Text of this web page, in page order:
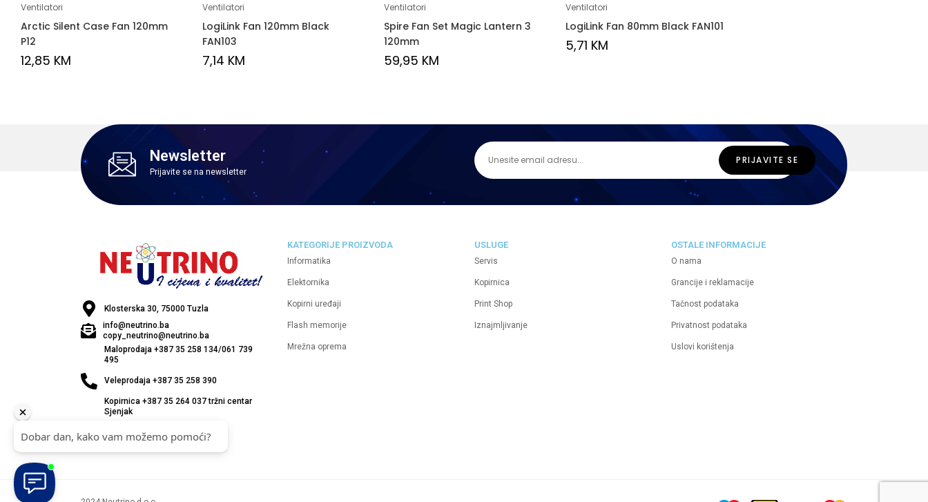
Ventilatori
Arctic Silent Case Fan 120mm
P12
12,85 KM
Ventilatori
LogiLink Fan 120mm Black
FAN103
7,14 KM
Ventilatori
Spire Fan Set Magic Lantern 3
120mm
59,95 KM
Ventilatori
LogiLink Fan 80mm Black FAN101
5,71 KM
Newsletter
Prijavite se na newsletter
Klosterska 30, 75000 Tuzla
info@neutrino.ba
copy_neutrino@neutrino.ba
Maloprodaja +387 35 258 134/061 739
495
Veleprodaja +387 35 258 390
Kopirnica +387 35 264 037 tržni centar
Sjenjak
KATEGORIJE PROIZVODA
Informatika
Elektornika
Kopirni uređaji
Flash memorije
Mrežna oprema
USLUGE
Servis
Kopirnica
Print Shop
Iznajmljivanje
OSTALE INFORMACIJE
O nama
Grancije i reklamacije
Tačnost podataka
Privatnost podataka
Uslovi korištenja